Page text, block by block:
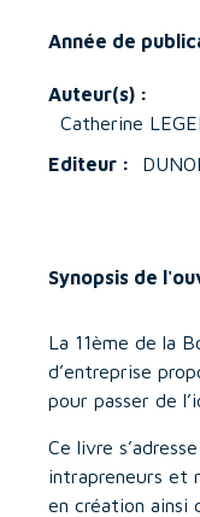
Année de
Auteur(s) :
Catherine
Editeur :
Synopsis de
La 11ème de la
d’entreprise
pour passer de
Ce livre
intrapreneurs et
en création ainsi